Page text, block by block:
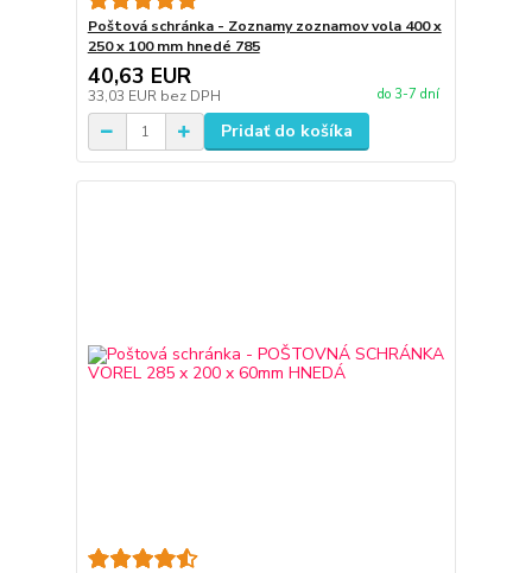
Poštová schránka - Zoznamy zoznamov vola 400 x
250 x 100 mm hnedé 785
40,63 EUR
33,03 EUR bez DPH do 3-7 dní
Pridať do košíka